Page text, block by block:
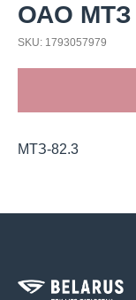
ОАО МТЗ
SKU: 1793057979
МТЗ-82.3